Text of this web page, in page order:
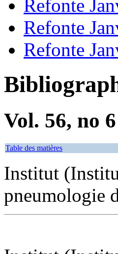
Refonte
Refonte
Refonte
Vol. 56, no
Table des matières
Institut
pneumologie